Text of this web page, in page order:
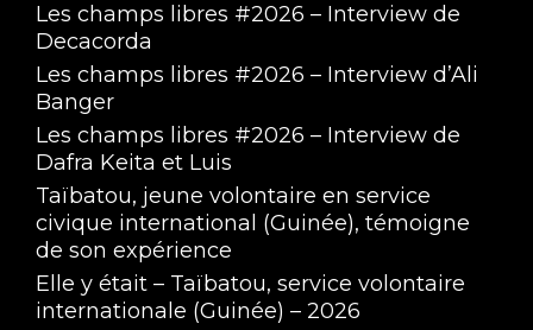
Les champs libres #2026 – Interview de
Decacorda
Les champs libres #2026 – Interview d’Ali
Banger
Les champs libres #2026 – Interview de
Dafra Keita et Luis
Taïbatou, jeune volontaire en service
civique international (Guinée), témoigne
de son expérience
Elle y était – Taïbatou, service volontaire
internationale (Guinée) – 2026